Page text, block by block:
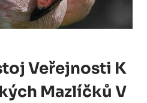
Veřejnosti K
Mazlíčků V